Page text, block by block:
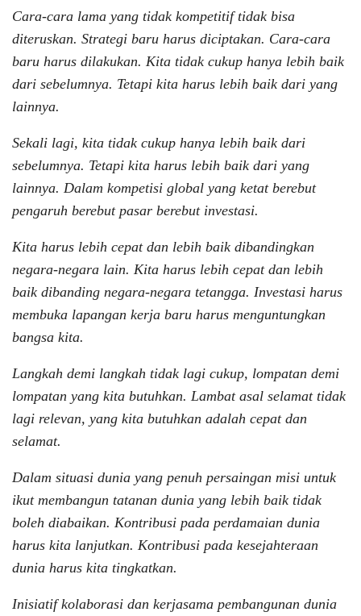
Cara-cara lama yang tidak kompetitif tidak bisa
diteruskan. Strategi baru harus diciptakan. Cara-cara
baru harus dilakukan. Kita tidak cukup hanya lebih baik
dari sebelumnya. Tetapi kita harus lebih baik dari yang
lainnya.
Sekali lagi, kita tidak cukup hanya lebih baik dari
sebelumnya. Tetapi kita harus lebih baik dari yang
lainnya. Dalam kompetisi global yang ketat berebut
pengaruh berebut pasar berebut investasi.
Kita harus lebih cepat dan lebih baik dibandingkan
negara-negara lain. Kita harus lebih cepat dan lebih
baik dibanding negara-negara tetangga. Investasi harus
membuka lapangan kerja baru harus menguntungkan
bangsa kita.
Langkah demi langkah tidak lagi cukup, lompatan demi
lompatan yang kita butuhkan. Lambat asal selamat tidak
lagi relevan, yang kita butuhkan adalah cepat dan
selamat.
Dalam situasi dunia yang penuh persaingan misi untuk
ikut membangun tatanan dunia yang lebih baik tidak
boleh diabaikan. Kontribusi pada perdamaian dunia
harus kita lanjutkan. Kontribusi pada kesejahteraan
dunia harus kita tingkatkan.
Inisiatif kolaborasi dan kerjasama pembangunan dunia